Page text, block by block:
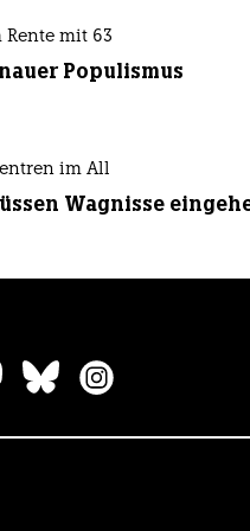
Rente mit 63
Populismus
im All
Wagnisse